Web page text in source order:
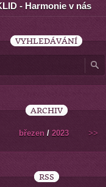
- Harmonie v nás
VYHLEDÁVÁNÍ
ARCHIV
březen / 2023 >>
RSS